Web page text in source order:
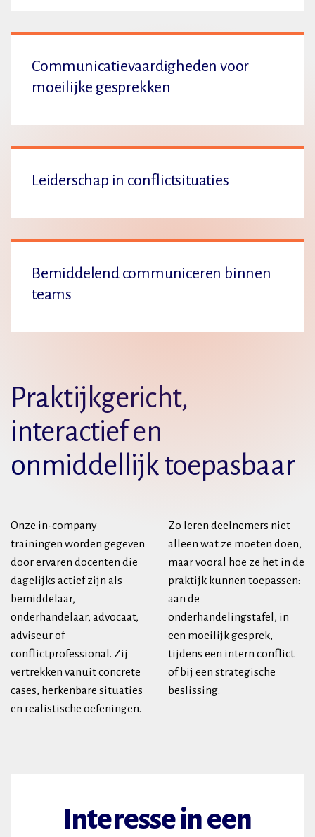
Communicatievaardigheden voor
moeilijke gesprekken
Leiderschap in conflictsituaties
Bemiddelend communiceren binnen
teams
Praktijkgericht,
interactief en
onmiddellijk toepasbaar
Onze in-company
trainingen worden gegeven
door ervaren docenten die
dagelijks actief zijn als
bemiddelaar,
onderhandelaar, advocaat,
adviseur of
conflictprofessional. Zij
vertrekken vanuit concrete
cases, herkenbare situaties
en realistische oefeningen.
Zo leren deelnemers niet
alleen wat ze moeten doen,
maar vooral hoe ze het in de
praktijk kunnen toepassen:
aan de
onderhandelingstafel, in
een moeilijk gesprek,
tijdens een intern conflict
of bij een strategische
beslissing.
Interesse in een